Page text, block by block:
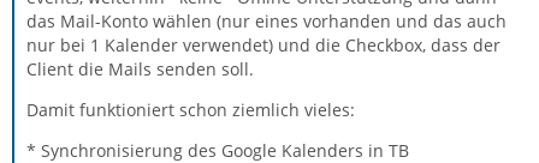
das Mail-Konto wählen (nur eines vorhanden und das auch
nur bei 1 Kalender verwendet) und die Checkbox, dass der
Client die Mails senden soll.
Damit funktioniert schon ziemlich vieles:
* Synchronisierung des Google Kalenders in TB